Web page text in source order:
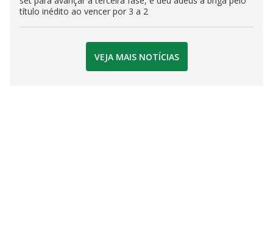
título inédito ao vencer por 3 a 2
VEJA MAIS NOTÍCIAS